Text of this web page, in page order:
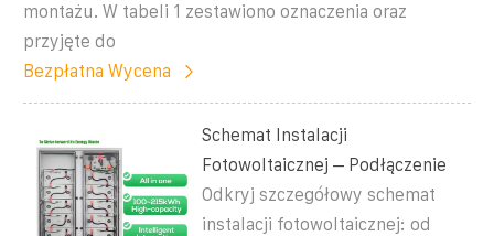
montażu. W tabeli 1 zestawiono oznaczenia oraz
przyjęte do
Bezpłatna Wycena
Schemat Instalacji
Fotowoltaicznej – Podłączenie
Odkryj szczegółowy schemat
instalacji fotowoltaicznej: od